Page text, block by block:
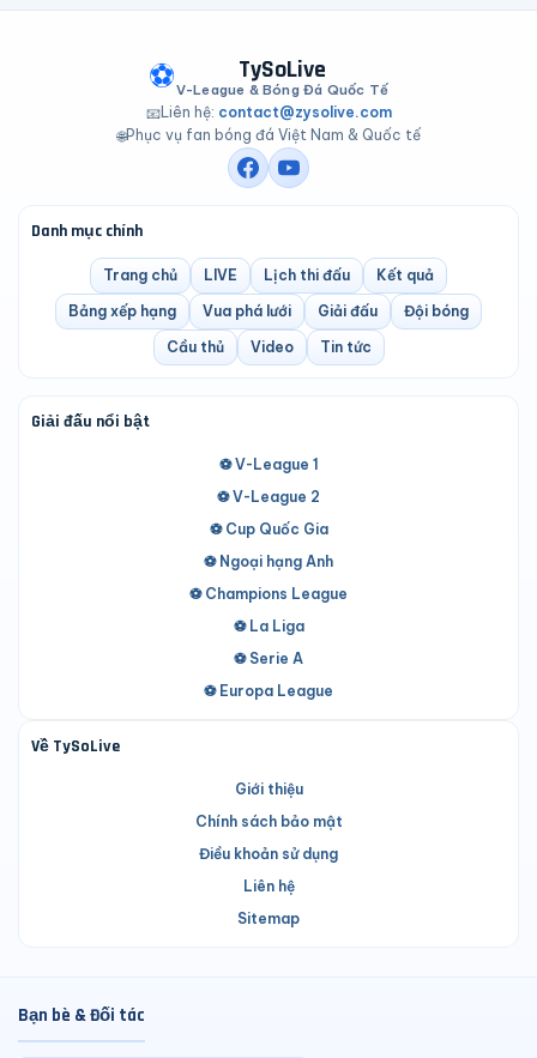
⚽ TySoLive
V-League & Bóng Đá Quốc Tế
📧Liên hệ: contact@zysolive.com
🌐Phục vụ fan bóng đá Việt Nam & Quốc tế
Danh mục chính
Trang chủ LIVE Lịch thi đấu
Kết quả
Bảng xếp hạng
Vua phá lưới Giải đấu
Đội bóng
Cầu thủ
Video Tin tức
Giải đấu nổi bật
⚽ V-League 1
⚽ V-League 2
⚽ Cup Quốc Gia
⚽ Ngoại hạng Anh
⚽ Champions League
⚽ La Liga
⚽ Serie A
⚽ Europa League
Về TySoLive
Giới thiệu
Chính sách bảo mật
Điều khoản sử dụng
Liên hệ
Sitemap
Bạn bè & Đối tác